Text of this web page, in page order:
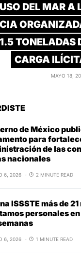
USO DEL MAR A
TONELADAS
CARGA
MAYO 18,
de México
para
de las
nacionales
6, 2026 2 MINUTE READ
ISSSTE más de 21
personales
6, 2026 1 MINUTE READ